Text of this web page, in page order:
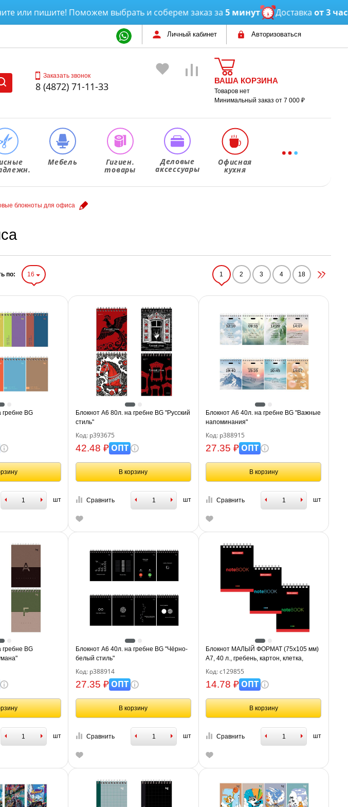
пишите! Поможем выбрать и соберем заказ за5 минут Доставкаот 3 часов
Личный кабинет Авторизоваться
Заказать звонок
8 (4872) 71-11-33 ВАША КОРЗИНА
Товаров нет
Минимальный заказ от 7 000 ₽
Мебель Гигиен.
товары
Деловые
аксессуары
Офисная
кухня
блокноты для офиса
по: 16 1 2 3 4 18
гребне BG
шт
Блокнот А6 80л. на гребне BG "Русский
стиль"
Код: р393675
42.48 ₽ОПТ
В корзину
Сравнить шт
Блокнот А6 40л. на гребне BG "Важные
напоминания"
Код: р388915
27.35 ₽ОПТ
В корзину
Сравнить шт
гребне BG
шт
Блокнот А6 40л. на гребне BG "Чёрно-
белый стиль"
Код: р388914
27.35 ₽ОПТ
В корзину
Сравнить шт
Блокнот МАЛЫЙ ФОРМАТ (75х105 мм)
А7, 40 л., гребень, картон, клетка,
BRAUBERG, "Черный стиль", 129855
Код: с129855
14.78 ₽ОПТ
В корзину
Сравнить шт